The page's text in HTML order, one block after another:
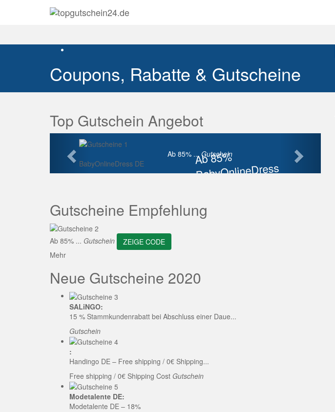
Coupons, Rabatte & Gutscheine
Top Gutschein Angebot
Ab 85%
BabyOnlineDress
ZEIGE CODE
Ab 85% ... Gutschein
BabyOnlineDress DE
Vorherige
Gutscheine Empfehlung
Ab 85% ... Gutschein
ZEIGE CODE
Mehr
Neue Gutscheine 2020
SALiNGO:
15 % Stammkundenrabatt bei Abschluss einer Daue...
Gutschein
:
Handingo DE – Free shipping / 0€ Shipping...
Free shipping / 0€ Shipping Cost Gutschein
Modetalente DE:
Modetalente DE – 18%